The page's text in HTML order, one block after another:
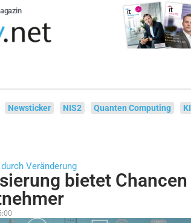
Newsticker NIS2 Quanten Computing KI
Veränderung
bietet Chancen